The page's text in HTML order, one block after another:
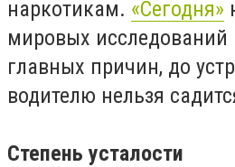
наркотикам. «Сегодня»
мировых исследований
главных причин, до
водителю нельзя
Степень усталости